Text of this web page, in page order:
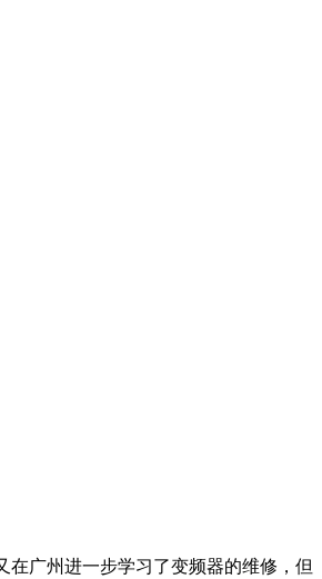
广州进一步学习了变频器的维修，但